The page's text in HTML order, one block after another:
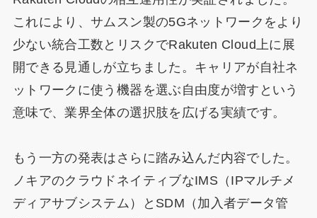
これにより、サムスン製の5Gネットワークをより
少ない統合工数とリスクでRakuten Cloud上に展
開できる見通しが立ちました。キャリアが自社ネ
ットワークに使う機器を選ぶ自由度が増すという
意味で、業界全体の選択肢を広げる実績です。
もう一方の発表はさらに踏み込んだ内容でした。
ノキアのクラウドネイティブなIMS（IPマルチメ
ディアサブシステム）とSDM（加入者データ管